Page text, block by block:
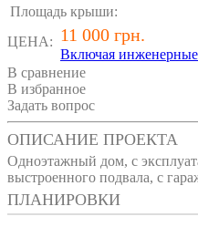
Площадь крыши:
ЦЕНА: 11 000 грн.
Включая инженерные
В сравнение
В избранное
Задать вопрос
ОПИСАНИЕ ПРОЕКТА
Одноэтажный дом, с
выстроенного подвала, с
ПЛАНИРОВКИ